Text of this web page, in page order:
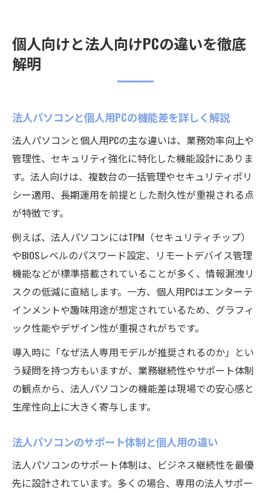
個人向けと法人向けPCの違いを徹底
解明
法人パソコンと個人用PCの機能差を詳しく解説
法人パソコンと個人用PCの主な違いは、業務効率向上や
管理性、セキュリティ強化に特化した機能設計にありま
す。法人向けは、複数台の一括管理やセキュリティポリ
シー適用、長期運用を前提とした耐久性が重視される点
が特徴です。
例えば、法人パソコンにはTPM（セキュリティチップ）
やBIOSレベルのパスワード設定、リモートデバイス管理
機能などが標準搭載されていることが多く、情報漏洩リ
スクの低減に直結します。一方、個人用PCはエンターテ
インメントや趣味用途が想定されているため、グラフィ
ック性能やデザイン性が重視されがちです。
導入時に「なぜ法人専用モデルが推奨されるのか」とい
う疑問を持つ方もいますが、業務継続性やサポート体制
の観点から、法人パソコンの機能差は現場での安心感と
生産性向上に大きく寄与します。
法人パソコンのサポート体制と個人用の違い
法人パソコンのサポート体制は、ビジネス継続性を最優
先に設計されています。多くの場合、専用の法人サポー